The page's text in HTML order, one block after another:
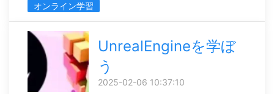
オンライン学習
UnrealEngineを学ぼ
う
2025-02-06 10:37:10